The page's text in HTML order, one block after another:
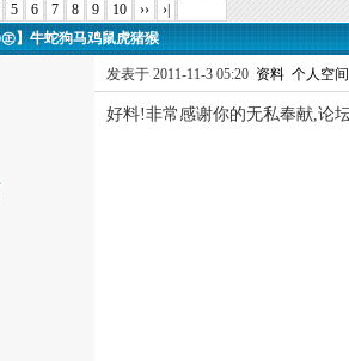
5 6 7 8 9 10 ››
›|
】牛蛇狗马鸡鼠虎猪猴
发表于 2011-11-3 05:20 资料 个人空间
好料!非常感谢你的无私奉献,论